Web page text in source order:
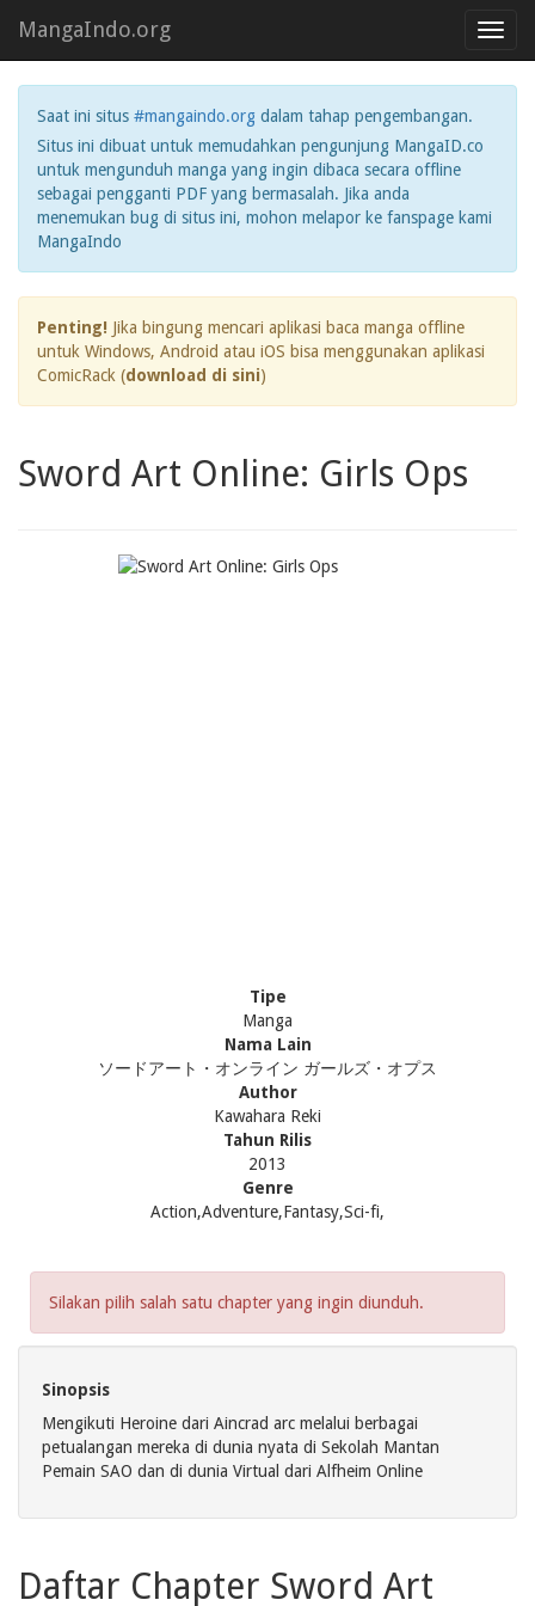
MangaIndo.org
Saat ini situs #mangaindo.org dalam tahap pengembangan.
Situs ini dibuat untuk memudahkan pengunjung MangaID.co
untuk mengunduh manga yang ingin dibaca secara offline
sebagai pengganti PDF yang bermasalah. Jika anda
menemukan bug di situs ini, mohon melapor ke fanspage kami
MangaIndo
Penting! Jika bingung mencari aplikasi baca manga offline
untuk Windows, Android atau iOS bisa menggunakan aplikasi
ComicRack (download di sini)
Sword Art Online: Girls Ops
Tipe
Manga
Nama Lain
ソードアート・オンライン ガールズ・オプス
Author
Kawahara Reki
Tahun Rilis
2013
Genre
Action,Adventure,Fantasy,Sci-fi,
Silakan pilih salah satu chapter yang ingin diunduh.
Sinopsis
Mengikuti Heroine dari Aincrad arc melalui berbagai
petualangan mereka di dunia nyata di Sekolah Mantan
Pemain SAO dan di dunia Virtual dari Alfheim Online
Daftar Chapter Sword Art